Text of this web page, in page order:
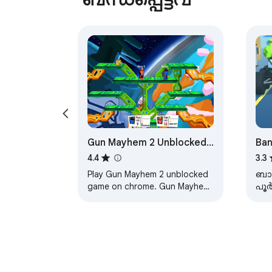
Gun Mayhem 2 Unblocked
Game
4.4
Play Gun Mayhem 2 unblocked
game on chrome. Gun Mayhem
3.3